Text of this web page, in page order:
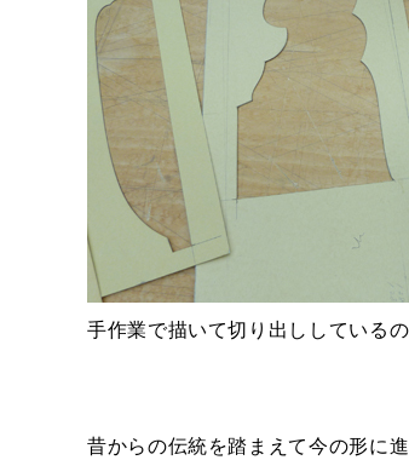
手作業で描いて切り出ししている
昔からの伝統を踏まえて今の形に